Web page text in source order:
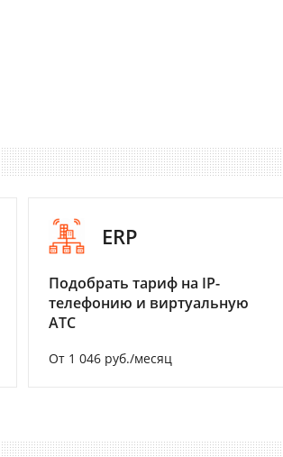
ERP
Подобрать тариф на IP-
телефонию и виртуальную
АТС
От 1 046 руб./месяц